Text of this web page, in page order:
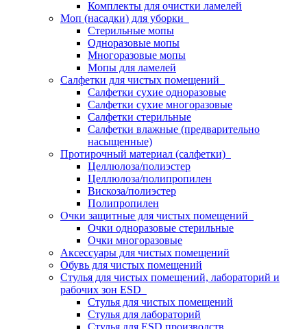
Комплекты для очистки ламелей
Моп (насадки) для уборки
Стерильные мопы
Одноразовые мопы
Многоразовые мопы
Мопы для ламелей
Салфетки для чистых помещений
Салфетки сухие одноразовые
Салфетки сухие многоразовые
Салфетки стерильные
Салфетки влажные (предварительно
насыщенные)
Протирочный материал (салфетки)
Целлюлоза/полиэстер
Целлюлоза/полипропилен
Вискоза/полиэстер
Полипропилен
Очки защитные для чистых помещений
Очки одноразовые стерильные
Очки многоразовые
Аксессуары для чистых помещений
Обувь для чистых помещений
Стулья для чистых помещений, лабораторий и
рабочих зон ESD
Стулья для чистых помещений
Стулья для лабораторий